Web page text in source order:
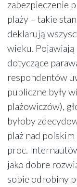
zabezpieczenie
plaży – takie
deklarują
wieku.
dotyczące
respondentów
publiczne były
plażowiczów),
byłoby
plaż nad
proc.
jako dobre
sobie odrobiny